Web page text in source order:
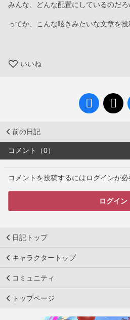
みんな、どんな配置にしているのだろ
ってか、こんな呟きみたいな文章を
いいね
前の日記
コメント（0）
コメントを投稿するにはログインが必
ログイン
日記トップ
キャラクタートップ
コミュニティ
トップページ